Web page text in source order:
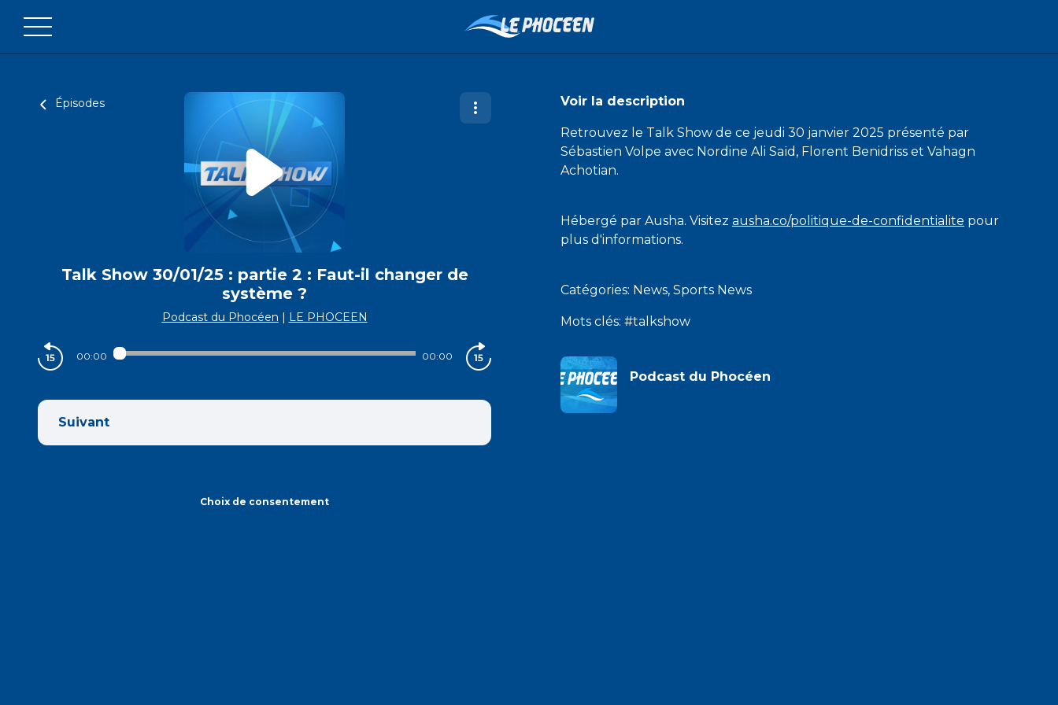
Épisodes
Talk Show 30/01/25 : partie 2 : Faut-il changer de
système ?
Podcast du Phocéen | LE PHOCEEN
00:00 00:00
Suivant
Choix de consentement
Voir la description
Retrouvez le Talk Show de ce jeudi 30 janvier 2025 présenté par
Sébastien Volpe avec Nordine Ali Saïd, Florent Benidriss et Vahagn
Achotian.
Hébergé par Ausha. Visitez ausha.co/politique-de-confidentialite pour
plus d'informations.
Catégories: News, Sports News
Mots clés: #talkshow
Podcast du Phocéen